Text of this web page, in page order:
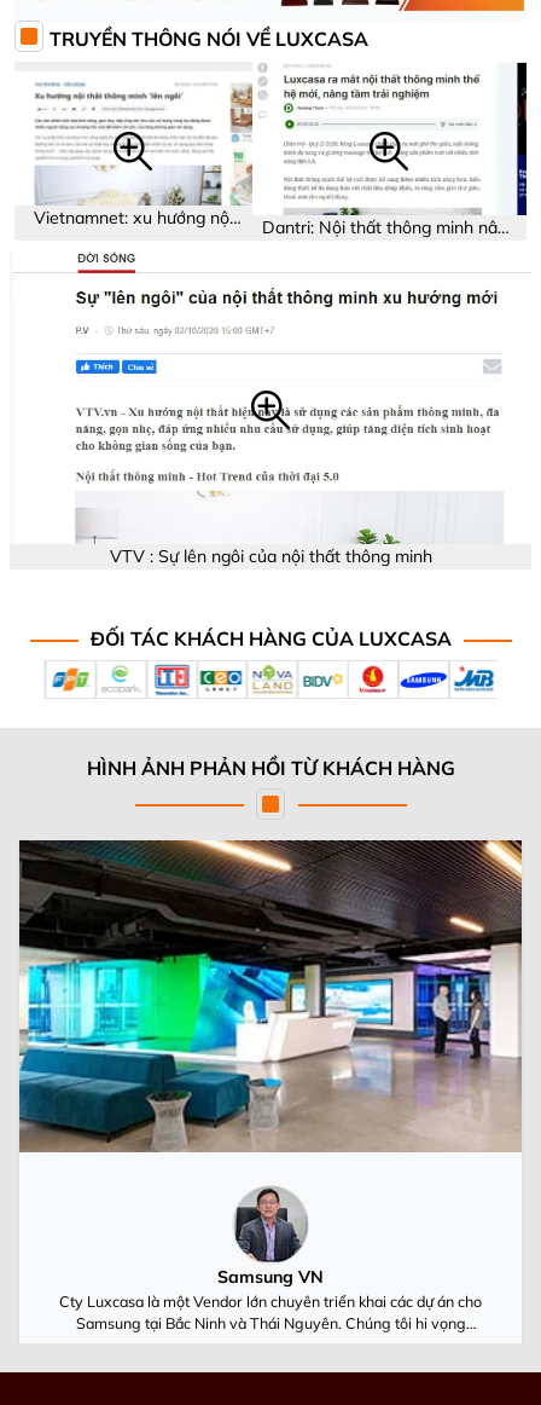
TRUYỀN THÔNG NÓI VỀ LUXCASA
Vietnamnet: xu hướng nội
Dantri: Nội thất thông minh nâng
VTV : Sự lên ngôi của nội thất thông minh
ĐỐI TÁC KHÁCH HÀNG CỦA LUXCASA
HÌNH ẢNH PHẢN HỒI TỪ KHÁCH HÀNG
Samsung VN
Cty Luxcasa là một Vendor lớn chuyên triển khai các dự án cho
Samsung tại Bắc Ninh và Thái Nguyên. Chúng tôi hi vọng